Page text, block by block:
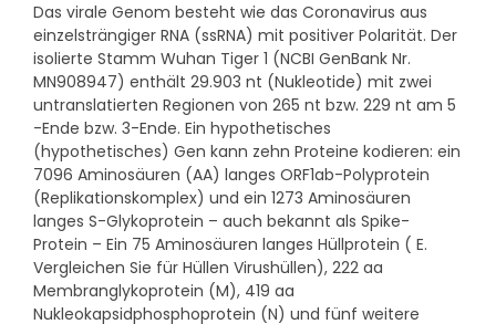
Das virale Genom besteht wie das Coronavirus aus
einzelsträngiger RNA (ssRNA) mit positiver Polarität. Der
isolierte Stamm Wuhan Tiger 1 (NCBI GenBank Nr.
MN908947) enthält 29.903 nt (Nukleotide) mit zwei
untranslatierten Regionen von 265 nt bzw. 229 nt am 5
-Ende bzw. 3-Ende. Ein hypothetisches
(hypothetisches) Gen kann zehn Proteine kodieren: ein
7096 Aminosäuren (AA) langes ORF1ab-Polyprotein
(Replikationskomplex) und ein 1273 Aminosäuren
langes S-Glykoprotein – auch bekannt als Spike-
Protein – Ein 75 Aminosäuren langes Hüllprotein ( E.
Vergleichen Sie für Hüllen Virushüllen), 222 aa
Membranglykoprotein (M), 419 aa
Nukleokapsidphosphoprotein (N) und fünf weitere